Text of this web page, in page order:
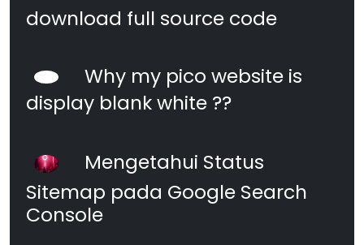
download full source code
Why my pico website is
display blank white ??
Mengetahui Status
Sitemap pada Google Search
Console